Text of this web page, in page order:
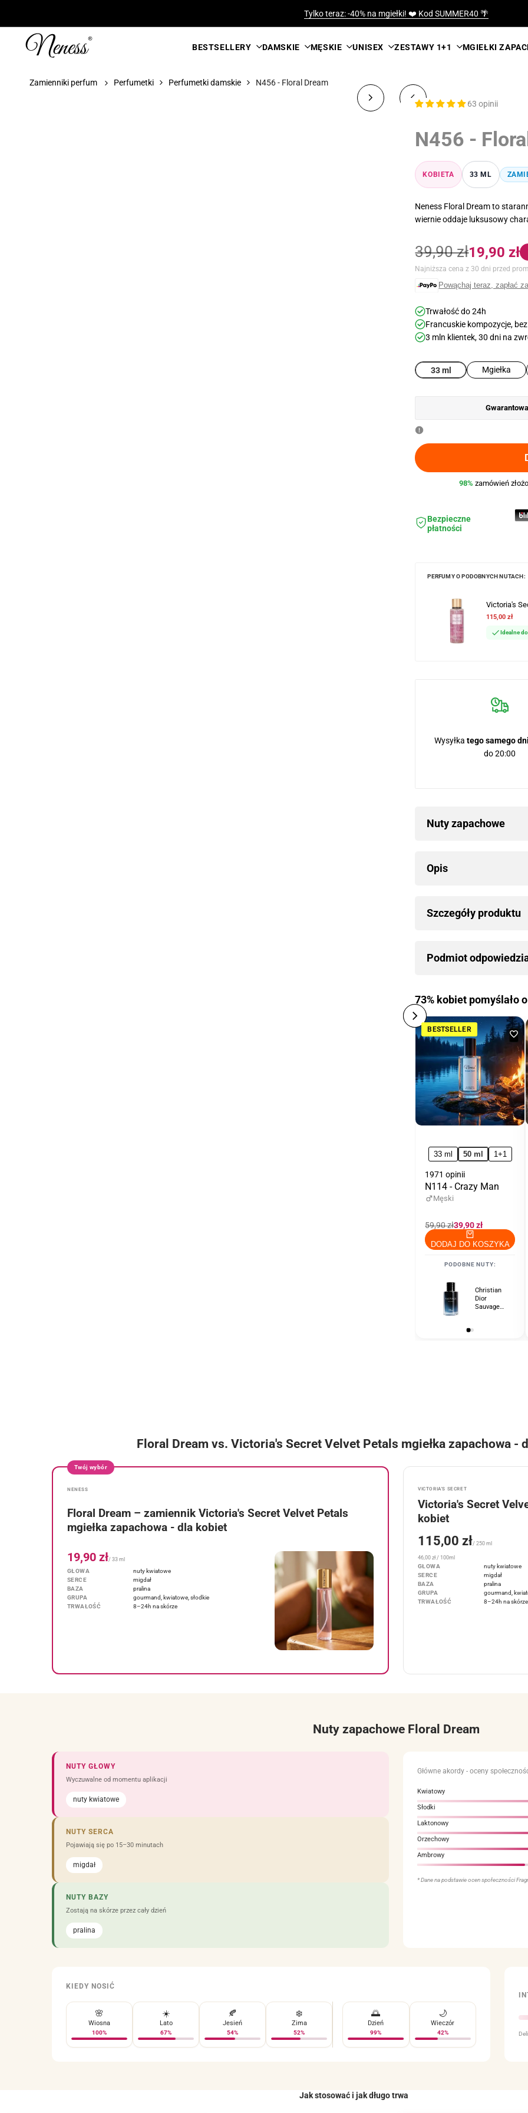
Tylko teraz: -40% na mgiełki! ❤️ Kod SUMMER40 🌴
BESTSELLERY DAMSKIE MĘSKIE UNISEX ZESTAWY 1+1 MGIEŁKI
Zamienniki perfum Perfumetki Perfumetki damskie N456 - Floral Dream
63 opinii
N456 -
KOBIETA 33 ML
Neness Floral Dream to
wiernie oddaje luksusowy
Cena
regularna
39,90 złCena
19,90 zł
Najniższa cena z 30 dni przed
Powąchaj teraz, zapłać
Trwałość do 24h
Francuskie kompozycje,
3 mln klientek, 30 dni na
33 ml Mgiełka
98% zamówień
Bezpieczne
płatności
PERFUMY O PODOBNYCH NUTACH:
Victoria's
115,00 zł
Idealne
Wysyłka tego samego
do 20:00
Nuty zapachowe
Opis
Szczegóły produktu
Podmiot
73% kobiet pomyślało
BESTSELLER
do
33 ml 50 ml 1+1
1971 opinii
N114 - Crazy Man
Męski
Cena
regularna
59,90 złCena
promocyjna
39,90 zł
DODAJ DO KOSZYKA
PODOBNE NUTY:
Christian
Dior
Sauvage
Floral Dream vs. Victoria's Secret Velvet Petals mgiełka zapachowa -
Twój wybór
NENESS
Floral Dream – zamiennik Victoria's Secret Velvet Petals
mgiełka zapachowa - dla kobiet
19,90 zł/ 33 ml
GŁOWA
nuty kwiatowe
SERCE
migdał
BAZA
pralina
GRUPA
gourmand, kwiatowe, słodkie
TRWAŁOŚĆ
8–24h na skórze
VICTORIA'S SECRET
Victoria's Secret
kobiet
115,00 zł/ 250 ml
46,00 zł / 100ml
GŁOWA
nuty kwiatowe
SERCE
migdał
BAZA
pralina
GRUPA
gourmand,
TRWAŁOŚĆ
8–24h na skórze
Nuty zapachowe Floral Dream
NUTY GŁOWY
Wyczuwalne od momentu aplikacji
nuty kwiatowe
NUTY SERCA
Pojawiają się po 15–30 minutach
migdał
NUTY BAZY
Zostają na skórze przez cały dzień
pralina
Główne akordy - oceny
Kwiatowy
Słodki
Laktonowy
Orzechowy
Ambrowy
* Dane na podstawie ocen społeczności
KIEDY NOSIĆ
🌸
Wiosna
100%
☀️
Lato
67%
🍂
Jesień
54%
❄️
Zima
52%
🌅
Dzień
99%
🌙
Wieczór
42%
Jak stosować i jak długo trwa